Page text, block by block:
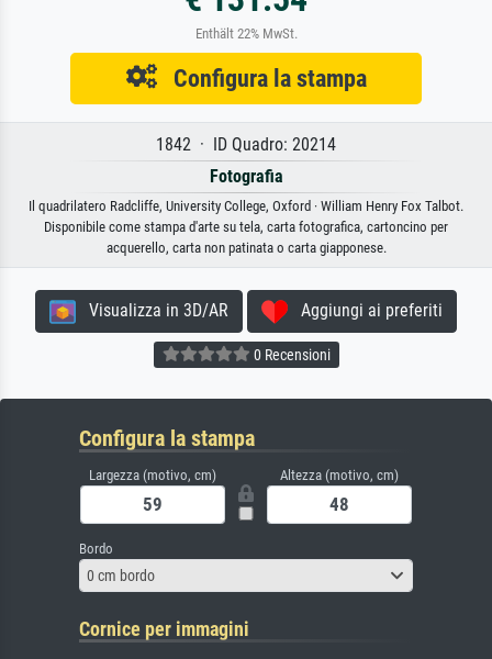
Enthält 22% MwSt.
Configura la stampa
1842 · ID Quadro: 20214
Fotografia
Il quadrilatero Radcliffe, University College, Oxford · William Henry Fox Talbot.
Disponibile come stampa d'arte su tela, carta fotografica, cartoncino per
acquerello, carta non patinata o carta giapponese.
Visualizza in 3D/AR Aggiungi ai preferiti
0 Recensioni
Configura la stampa
Largezza (motivo, cm) Altezza (motivo, cm)
Bordo
0 cm bordo
Cornice per immagini